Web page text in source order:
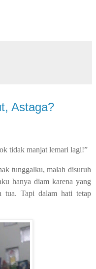
Astaga?
tidak manjat lemari lagi!”
tunggalku, malah disuruh
hanya diam karena yang
tua. Tapi dalam hati tetap